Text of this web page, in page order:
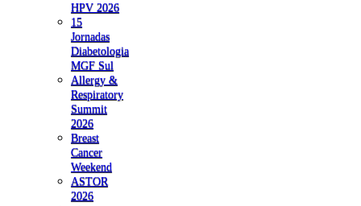
HPV 2026
15
Jornadas
Diabetologia
MGF Sul
Allergy &
Respiratory
Summit
2026
Breast
Cancer
Weekend
ASTOR
2026